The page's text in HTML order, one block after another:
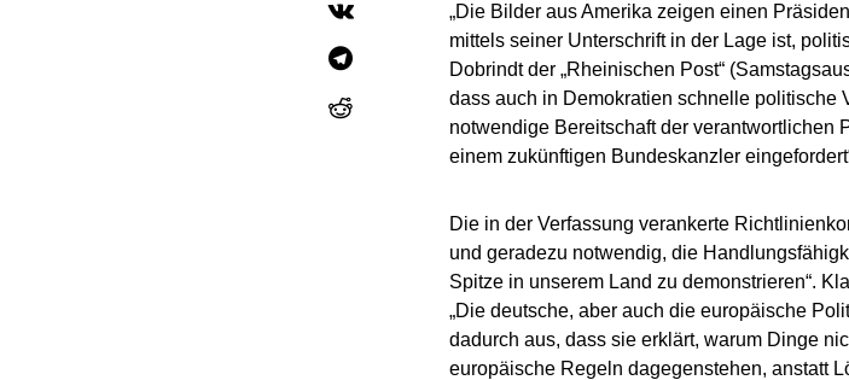
„Die Bilder aus Amerika zeigen einen
mittels seiner Unterschrift in der Lage ist,
Dobrindt der „Rheinischen Post“
dass auch in Demokratien schnelle politische
notwendige Bereitschaft der verantwortlichen
einem zukünftigen Bundeskanzler
Die in der Verfassung verankerte
und geradezu notwendig, die
Spitze in unserem Land zu demonstrieren“.
„Die deutsche, aber auch die europäische
dadurch aus, dass sie erklärt, warum Dinge
europäische Regeln dagegenstehen, anstatt